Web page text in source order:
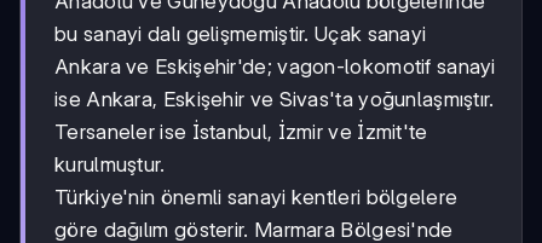
bu sanayi dalı gelişmemiştir. Uçak sanayi
Ankara ve Eskişehir'de; vagon-lokomotif sanayi
ise Ankara, Eskişehir ve Sivas'ta yoğunlaşmıştır.
Tersaneler ise İstanbul, İzmir ve İzmit'te
kurulmuştur.
Türkiye'nin önemli sanayi kentleri bölgelere
göre dağılım gösterir. Marmara Bölgesi'nde